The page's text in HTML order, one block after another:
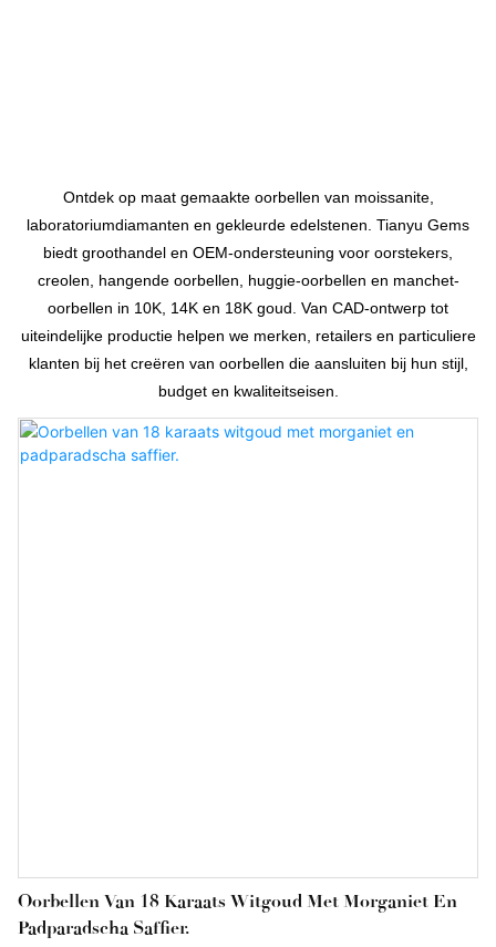
Ontdek op maat gemaakte oorbellen van moissanite,
laboratoriumdiamanten en gekleurde edelstenen. Tianyu Gems
biedt groothandel en OEM-ondersteuning voor oorstekers,
creolen, hangende oorbellen, huggie-oorbellen en manchet-
oorbellen in 10K, 14K en 18K goud. Van CAD-ontwerp tot
uiteindelijke productie helpen we merken, retailers en particuliere
klanten bij het creëren van oorbellen die aansluiten bij hun stijl,
budget en kwaliteitseisen.
Oorbellen Van 18 Karaats Witgoud Met Morganiet En
Padparadscha Saffier.